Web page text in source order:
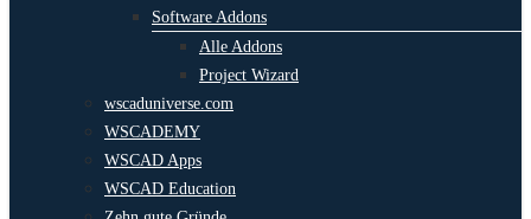
Software Addons
Alle Addons
Project Wizard
wscaduniverse.com
WSCADEMY
WSCAD Apps
WSCAD Education